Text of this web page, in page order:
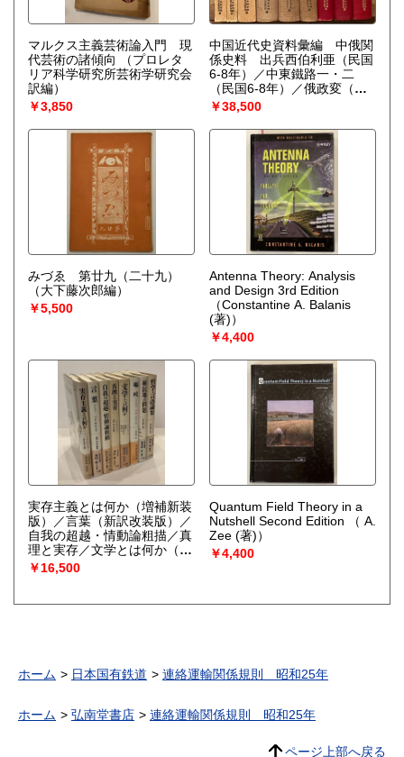
マルクス主義芸術論入門 現
代芸術の諸傾向
（プロレタ
リア科学研究所芸術学研究会
訳編）
￥3,850
中国近代史資料彙編 中俄関
係史料 出兵西伯利亜（民国
6-8年）／中東鐵路一・二
（民国6-8年）／俄政変（民
国9年）／中東路與東北辺防
（民国9年）／中東鐵路・俄
政変（民国10年）／東北邊
防・外蒙古（民国10年）／一
般交渉（民国9年・10年）
（中央研究院近代史研究所
￥38,500
みづゑ 第廿九（二十九）
（大下藤次郎編）
￥5,500
Antenna Theory: Analysis
and Design 3rd Edition
（Constantine A. Balanis
(著)）
￥4,400
実存主義とは何か（増補新装
版）／言葉（新訳改装版）／
自我の超越・情動論粗描／真
理と実存／文学とは何か（改
訂新装版）／嘔吐（改訳新装
版）／植民地の問題（改訳新
訳新装版） 8冊一括 （J・
￥16,500
Quantum Field Theory in a
Nutshell Second Edition
（ A.
Zee (著)）
￥4,400
ホーム 日本国有鉄道 連絡運輸関係規則 昭和25年
ホーム 弘南堂書店 連絡運輸関係規則 昭和25年
ページ上部へ戻る